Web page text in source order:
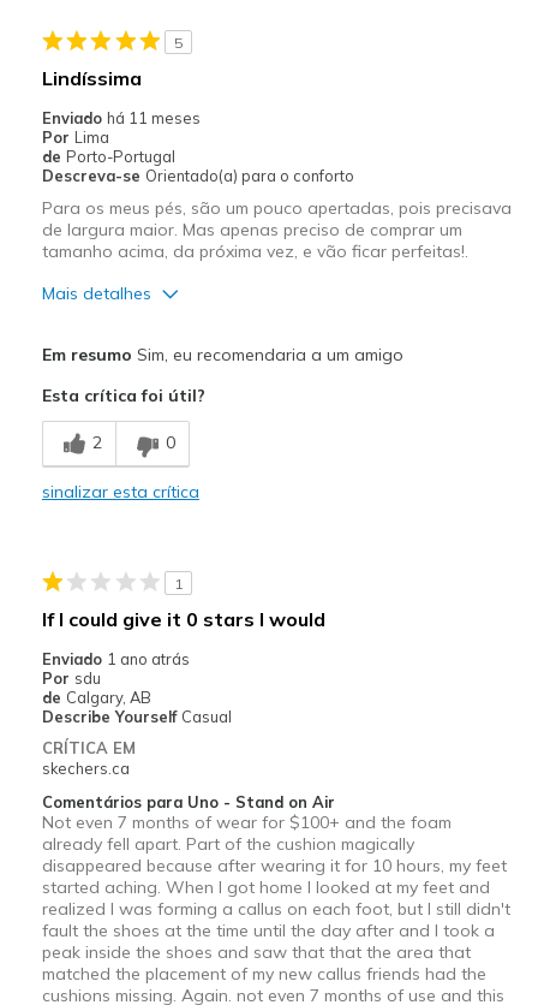
5
Lindíssima
Enviado há 11 meses
Por Lima
de Porto-Portugal
Descreva-se Orientado(a) para o conforto
Para os meus pés, são um pouco apertadas, pois precisava
de largura maior. Mas apenas preciso de comprar um
tamanho acima, da próxima vez, e vão ficar perfeitas!.
Mais detalhes
Com estilo
Confortáveis
Calçado para o emprego
Largura
Números
Parecem de acordo com o número
Os melhores usos
Opinião sobre
calçado
Os sapatos são para usar
Em resumo Sim, eu recomendaria a um amigo
Esta crítica foi útil?
2 0
sinalizar esta crítica
1
If I could give it 0 stars I would
Enviado 1 ano atrás
Por sdu
de Calgary, AB
Describe Yourself Casual
CRÍTICA EM
skechers.ca
Comentários para Uno - Stand on Air
Not even 7 months of wear for $100+ and the foam
already fell apart. Part of the cushion magically
disappeared because after wearing it for 10 hours, my feet
started aching. When I got home I looked at my feet and
realized I was forming a callus on each foot, but I still didn't
fault the shoes at the time until the day after and I took a
peak inside the shoes and saw that that the area that
matched the placement of my new callus friends had the
cushions missing. Again. not even 7 months of use and this